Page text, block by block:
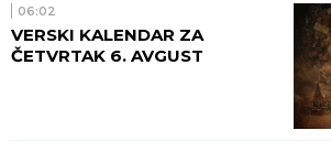
izmerena!
06:02
VERSKI KALENDAR ZA
ČETVRTAK 6. AVGUST